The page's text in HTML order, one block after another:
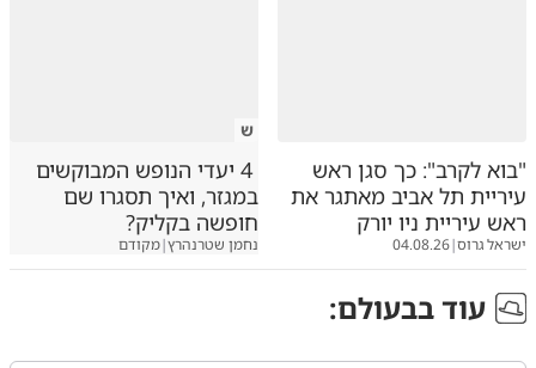
"בוא לקרב": כך סגן ראש
עיריית תל אביב מאתגר את
ראש עיריית ניו יורק
ישראל גרוס|
04.08.26
ש
4 יעדי הנופש המבוקשים
במגזר, ואיך תסגרו שם
חופשה בקליק?
נחמן שטרנהרץ|מקודם
עוד בבעולם: